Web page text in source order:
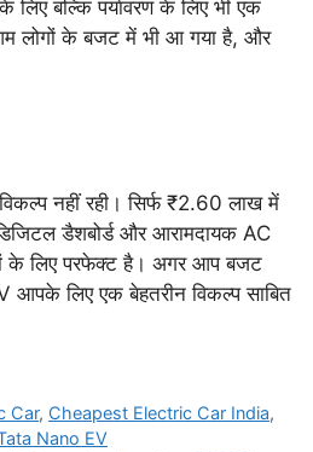
बल्कि पर्यावरण के लिए भी एक
लोगों के बजट में भी आ गया है, और
नहीं रही। सिर्फ ₹2.60 लाख में
डैशबोर्ड और आरामदायक AC
के लिए परफेक्ट है। अगर आप बजट
लिए एक बेहतरीन विकल्प साबित
Car, Cheapest Electric Car India,
Nano EV